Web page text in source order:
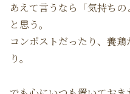
あえて言うなら「気持ちの
と思う。
コンポストだったり、養
り。